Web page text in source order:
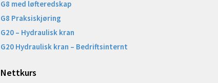
G8 med løfteredskap
G8 Praksiskjøring
G20 – Hydraulisk kran
G20 Hydraulisk kran – Bedriftsinternt
Nettkurs